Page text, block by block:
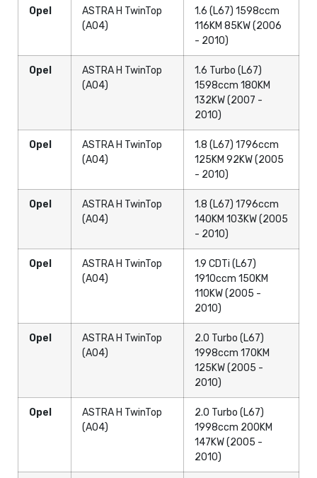
Opel
ASTRA H TwinTop
(A04)
1.6 (L67) 1598ccm
116KM 85KW (2006
- 2010)
Opel
ASTRA H TwinTop
(A04)
1.6 Turbo (L67)
1598ccm 180KM
132KW (2007 -
2010)
Opel
ASTRA H TwinTop
(A04)
1.8 (L67) 1796ccm
125KM 92KW (2005
- 2010)
Opel
ASTRA H TwinTop
(A04)
1.8 (L67) 1796ccm
140KM 103KW (2005
- 2010)
Opel
ASTRA H TwinTop
(A04)
1.9 CDTi (L67)
1910ccm 150KM
110KW (2005 -
2010)
Opel
ASTRA H TwinTop
(A04)
2.0 Turbo (L67)
1998ccm 170KM
125KW (2005 -
2010)
Opel
ASTRA H TwinTop
(A04)
2.0 Turbo (L67)
1998ccm 200KM
147KW (2005 -
2010)